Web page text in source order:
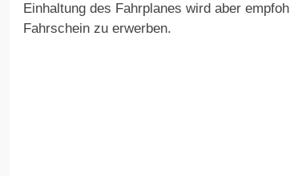
Einhaltung des Fahrplanes wird aber
Fahrschein zu erwerben.